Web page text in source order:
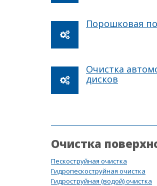
Порошковая
Очистка
дисков
Очистка
Пескоструйная очистка
Гидропескоструйная очистка
Гидроструйная (водой) очистка